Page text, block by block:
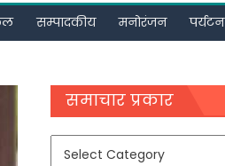
सम्पादकीय मनोरंजन पर्यटन
समाचार प्रकार
समाचार